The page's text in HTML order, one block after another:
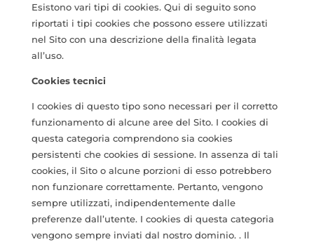
Esistono vari tipi di cookies. Qui di seguito sono
riportati i tipi cookies che possono essere utilizzati
nel Sito con una descrizione della finalità legata
all’uso.
Cookies tecnici
I cookies di questo tipo sono necessari per il corretto
funzionamento di alcune aree del Sito. I cookies di
questa categoria comprendono sia cookies
persistenti che cookies di sessione. In assenza di tali
cookies, il Sito o alcune porzioni di esso potrebbero
non funzionare correttamente. Pertanto, vengono
sempre utilizzati, indipendentemente dalle
preferenze dall’utente. I cookies di questa categoria
vengono sempre inviati dal nostro dominio. . Il